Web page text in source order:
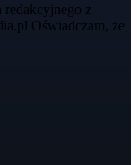
redakcyjnego z
Oświadczam, że